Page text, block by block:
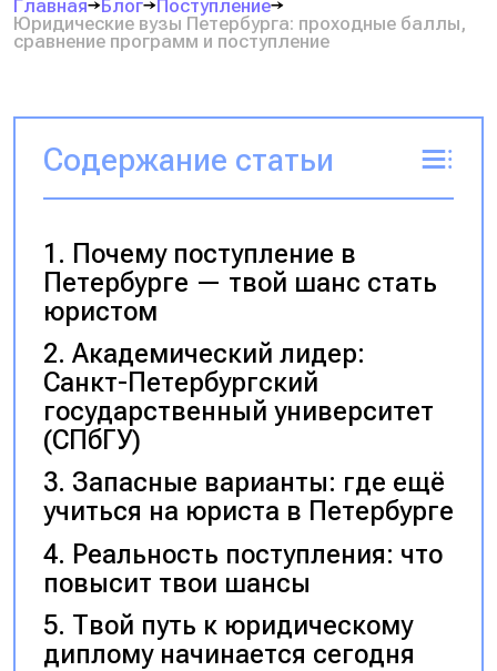
Главная Блог
Поступление
Юридические вузы Петербурга: проходные баллы,
сравнение программ и поступление
Содержание статьи
Почему поступление в
Петербурге — твой шанс стать
юристом
Академический лидер:
Санкт-Петербургский
государственный университет
(СПбГУ)
Запасные варианты: где ещё
учиться на юриста в Петербурге
Реальность поступления: что
повысит твои шансы
Твой путь к юридическому
диплому начинается сегодня